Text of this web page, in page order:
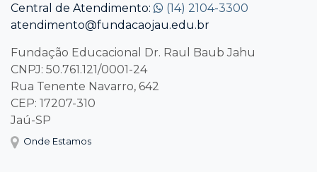
Central de Atendimento:
(14) 2104-3300
atendimento@fundacaojau.edu.br
Fundação Educacional Dr. Raul Baub Jahu
CNPJ: 50.761.121/0001-24
Rua Tenente Navarro, 642
CEP: 17207-310
Jaú-SP
Onde Estamos